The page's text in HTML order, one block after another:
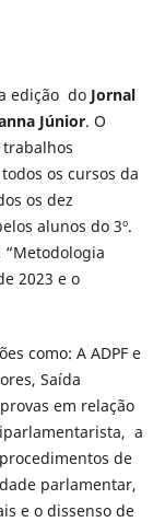
edição do Jornal
Júnior. O
os cursos da
os dez
alunos do 3º.
2023 e o
como: A ADPF e
Saída
em relação
a
de
parlamentar,
e o dissenso de